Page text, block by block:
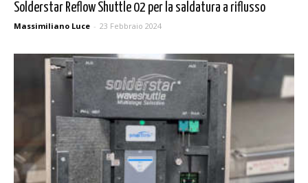
Solderstar Reflow Shuttle 02 per la saldatura a riflusso
Massimiliano Luce - 23 Febbraio 2024